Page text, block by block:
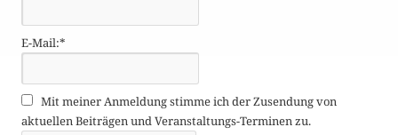
g
e
r
c
h
E-Mail:*
Mit meiner Anmeldung stimme ich der Zusendung von
aktuellen Beiträgen und Veranstaltungs-Terminen zu.